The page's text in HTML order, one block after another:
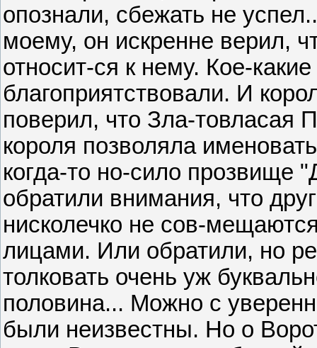
опознали, сбежать не
моему, он искренне верил,
относит-ся к нему. Кое-
благоприятствовали. И
поверил, что Зла-товласая
короля позволяла
когда-то но-сило прозвище
обратили внимания, что
нисколечко не сов-
лицами. Или обратили, но
толковать очень уж
половина... Можно с
были неизвестны. Но о